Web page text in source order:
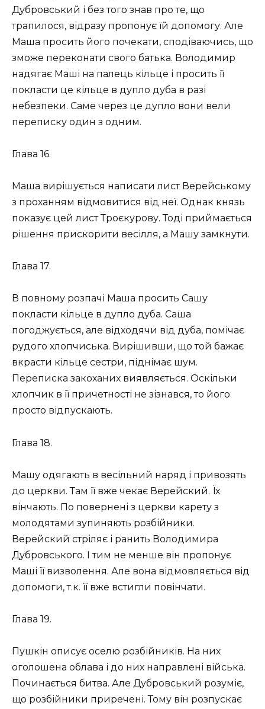
Дубровський і без того знав про те, що
трапилося, відразу пропонує їй допомогу. Але
Маша просить його почекати, сподіваючись, що
зможе переконати свого батька. Володимир
надягає Маші на палець кільце і просить її
покласти це кільце в дупло дуба в разі
небезпеки. Саме через це дупло вони вели
переписку один з одним.
Глава 16.
Маша вирішується написати лист Верейському
з проханням відмовитися від неї. Однак князь
показує цей лист Троєкурову. Тоді приймається
рішення прискорити весілля, а Машу замкнути.
Глава 17.
В повному розпачі Маша просить Сашу
покласти кільце в дупло дуба. Саша
погоджується, але відходячи від дуба, помічає
рудого хлопчиська. Вирішивши, що той бажає
вкрасти кільце сестри, піднімає шум.
Переписка закоханих виявляється. Оскільки
хлопчик в її причетності не зізнався, то його
просто відпускають.
Глава 18.
Машу одягають в весільний наряд і привозять
до церкви. Там її вже чекає Верейский. Їх
вінчають. По повернені з церкви карету з
молодятами зупиняють розбійники.
Верейский стріляє і ранить Володимира
Дубровського. І тим не менше він пропонує
Маші її визволення. Але вона відмовляється від
допомоги, т.к. її вже встигли повінчати.
Глава 19.
Пушкін описує оселю розбійників. На них
оголошена облава і до них направлені війська.
Починається битва. Але Дубровський розуміє,
що розбійники приречені. Тому він розпускає